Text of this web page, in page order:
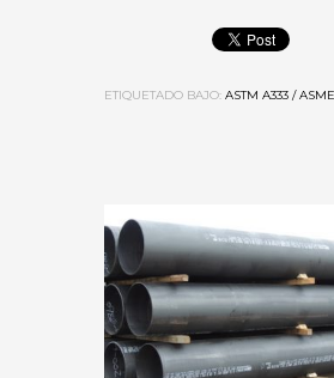
ETIQUETADO BAJO: ASTM A333 /